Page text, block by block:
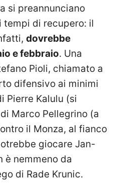
si preannunciano
tempi di recupero: il
dovrebbe
e febbraio. Una
Pioli, chiamato a
difensivo ai minimi
Pierre Kalulu (si
Marco Pellegrino (a
il Monza, al fianco
giocare Jan-
è nemmeno da
di Rade Krunic.